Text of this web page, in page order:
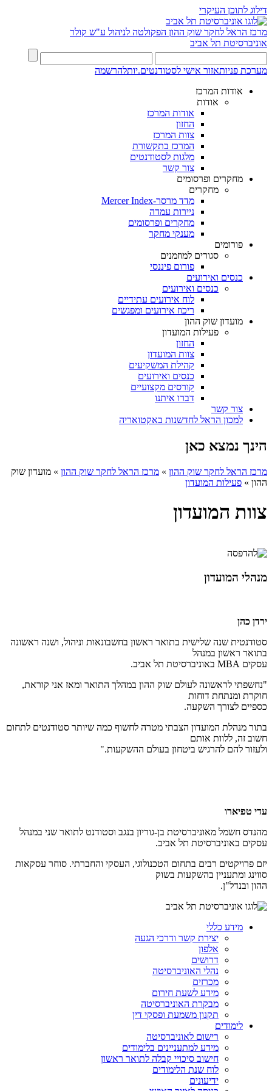
דילוג לתוכן העיקרי
מרכז הראל לחקר שוק ההון הפקולטה לניהול ע"ש קולר
אוניברסיטת תל אביב
מערכת פניותאזור אישי לסטודנטים.יותלהרשמה
אודות המרכז
אודות
אודות המרכז
החזון
צוות המרכז
המרכז בתקשורת
מלגות לסטודנטים
צור קשר
מחקרים ופרסומים
מחקרים
מדד מרסר-Mercer Index
ניירות עמדה
מחקרים ופרסומים
מענקי מחקר
פורומים
סגורים למוזמנים
פורום פיננסי
כנסים ואירועים
כנסים ואירועים
לוח אירועים עתידיים
ריכוז אירועים ומפגשים
מועדון שוק ההון
פעילות המועדון
החזון
צוות המועדון
קהילת המשקיעים
כנסים ואירועים
קורסים מקצועיים
דברו איתנו
צור קשר
למכון הראל לחדשנות באקטואריה
הינך נמצא כאן
מרכז הראל לחקר שוק ההון » מרכז הראל לחקר שוק ההון » מועדון שוק
ההון » פעילות המועדון
צוות המועדון
מנהלי המועדון
ירדן כהן
סטודנטית שנה שלישית בתואר ראשון בחשבונאות וניהול, ושנה ראשונה
בתואר ראשון במנהל
עסקים MBA באוניברסיטת תל אביב.
"נחשפתי לראשונה לעולם שוק ההון במהלך התואר ומאז אני קוראת,
חוקרת ומנתחת דוחות
כספיים לצורך השקעה.
בתור מנהלת המועדון הצבתי מטרה לחשוף כמה שיותר סטודנטים לתחום
חשוב זה, ללוות אותם
ולעזור להם להרגיש ביטחון בעולם ההשקעות."
עדי טפיארו
מהנדס חשמל מאוניברסיטת בן-גוריון בנגב וסטודנט לתואר שני במנהל
עסקים באוניברסיטת תל אביב.
יזם פרויקטים רבים בתחום הטכנולוגי, העסקי והחברתי. סוחר עסקאות
סווינג ומתעניין בהשקעות בשוק
ההון ובנדל"ן.
מידע כללי
יצירת קשר ודרכי הגעה
אלפון
דרושים
נהלי האוניברסיטה
מכרזים
מידע לשעת חירום
מבקרת האוניברסיטה
תקנון משמעת ופסקי דין
לימודים
רישום לאוניברסיטה
מידע למתעניינים בלימודים
חישוב סיכויי קבלה לתואר ראשון
לוח שנת הלימודים
ידיעונים